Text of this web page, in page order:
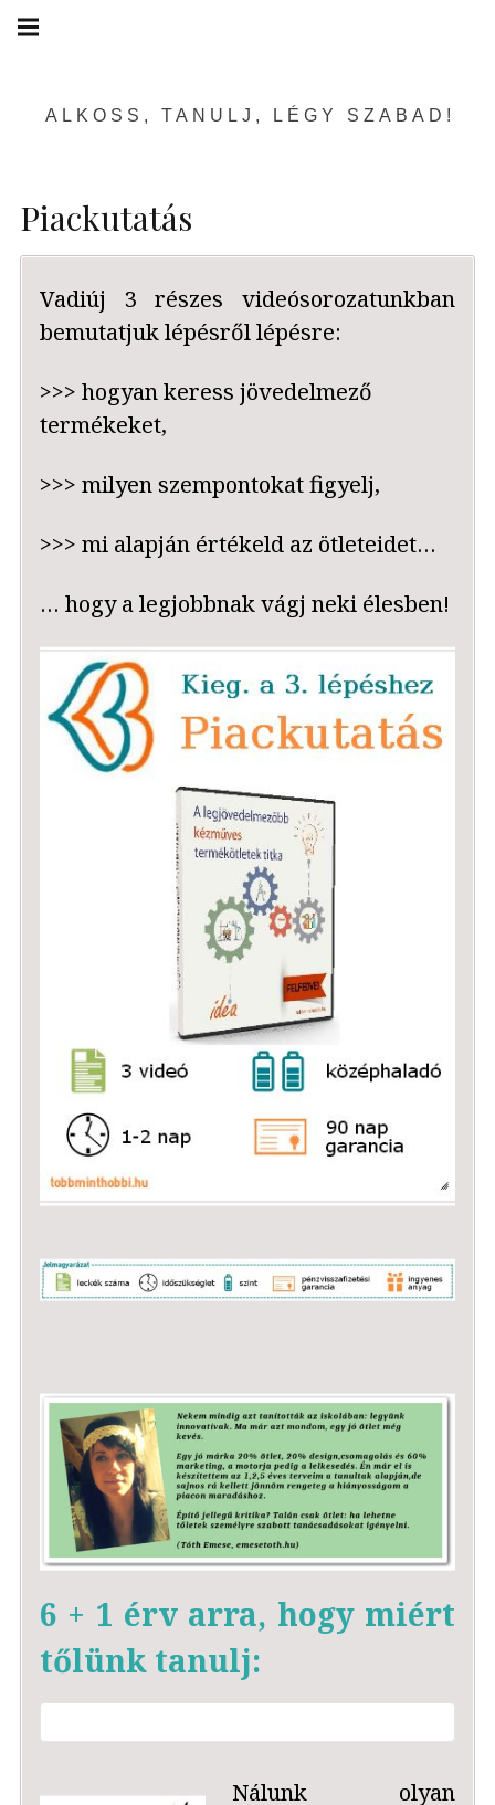
Skip
ALKOSS, TANULJ, LÉGY SZABAD!
navigation
Piackutatás
Vadiúj 3 részes videósorozatunkban
bemutatjuk lépésről lépésre:
>>> hogyan keress jövedelmező
termékeket,
>>> milyen szempontokat figyelj,
>>> mi alapján értékeld az ötleteidet…
… hogy a legjobbnak vágj neki élesben!
6 + 1 érv arra, hogy miért
tőlünk tanulj:
Nálunk olyan